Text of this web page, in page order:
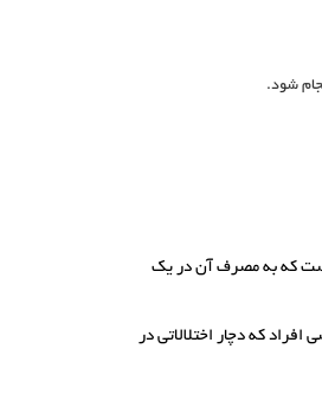
شود.
است که به مصرف آن در یک
که دچار اختلالاتی در